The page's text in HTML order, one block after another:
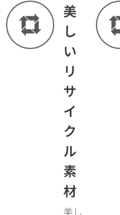
美
し
い
リ
サ
イ
ク
ル
素
材
美し